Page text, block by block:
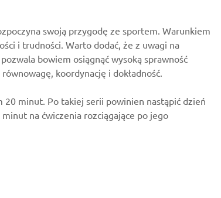
swoją przygodę ze sportem. Warunkiem
i trudności. Warto dodać, że z uwagi na
bowiem osiągnąć wysoką sprawność
koordynację i dokładność.
20 minut. Po takiej serii powinien nastąpić dzień
na ćwiczenia rozciągające po jego